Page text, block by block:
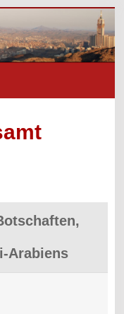
Arabiens